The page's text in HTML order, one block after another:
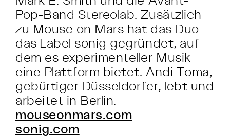
Pop-Band Stereolab. Zusätzlich
zu Mouse on Mars hat das Duo
das Label sonig gegründet, auf
dem es experimenteller Musik
eine Plattform bietet. Andi Toma,
gebürtiger Düsseldorfer, lebt und
arbeitet in Berlin.
mouseonmars.com
sonig.com